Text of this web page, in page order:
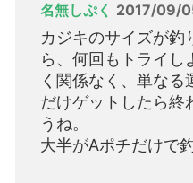
名無しぷく 2017/09/
カジキのサイズが釣
ら、何回もトライし
く関係なく、単なる
だけゲットしたら終
うね。
大半がAポチだけで